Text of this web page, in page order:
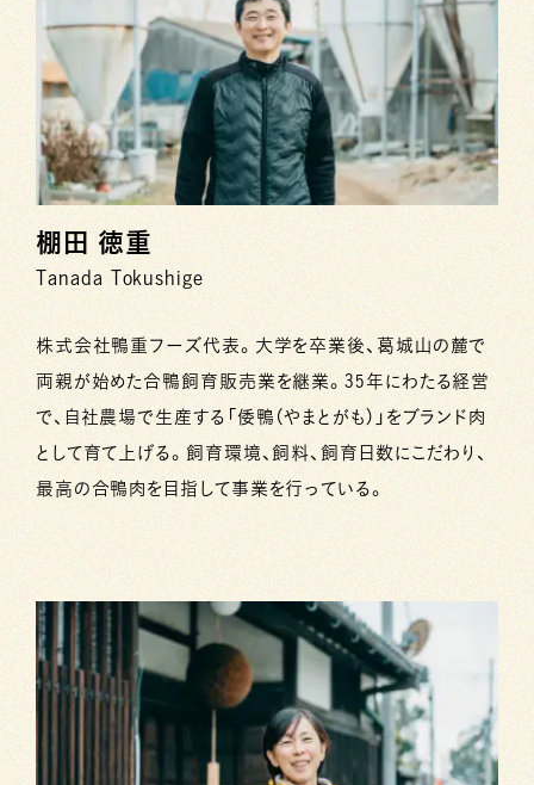
棚田 徳重
Tanada Tokushige
株式会社鴨重フーズ代表。大学を卒業後、葛城山の麓で
両親が始めた合鴨飼育販売業を継業。35年にわたる経営
で、自社農場で生産する「倭鴨（やまとがも）」をブランド肉
として育て上げる。飼育環境、飼料、飼育日数にこだわり、
最高の合鴨肉を目指して事業を行っている。